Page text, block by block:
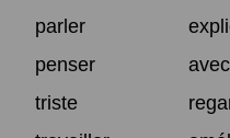
parler
penser
avec
triste